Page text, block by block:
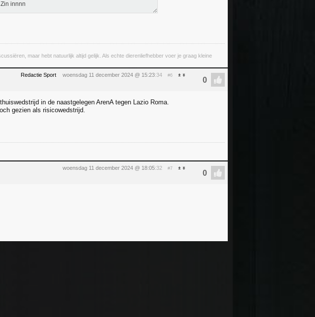
innnn
maar hebt natuurlijk altijd gelijk. Als echte dierenliefhebber voer je graag kleine
Redactie Sport woensdag 11 december 2024 @ 15:23:34 #6
in de naastgelegen ArenA tegen Lazio Roma.
gezien als risicowedstrijd.
woensdag 11 december 2024 @ 18:05:32 #7